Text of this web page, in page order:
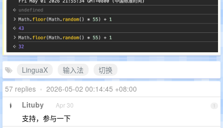
LinguaX 输入法
切换
57 replies • 2026-05-02 00:14:45 +08:00
1
Lituby Apr 30
支持，参与一下